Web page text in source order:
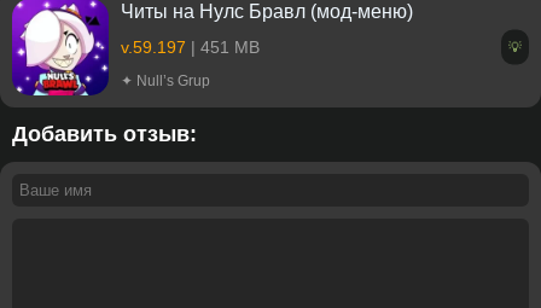
Читы на Нулс Бравл (мод-меню)
v.59.197 | 451 MB
✦ Null’s Grup
💡
Добавить отзыв: